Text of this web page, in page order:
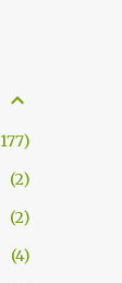
177
2
2
4